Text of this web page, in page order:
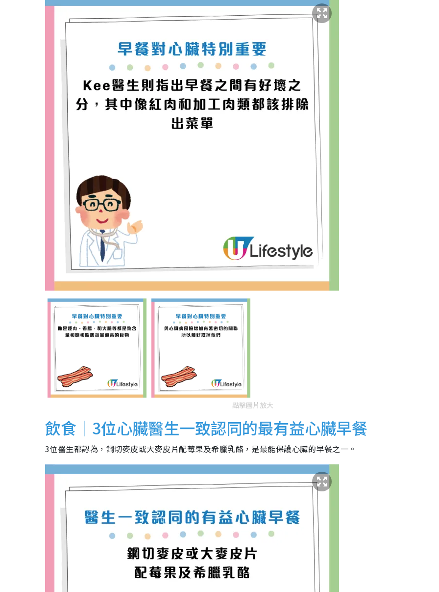
點擊圖片放大
飲食｜3位心臟醫生一致認同的最有益心臟早餐
3位醫生都認為，鋼切麥皮或大麥皮片配莓果及希臘乳酪，是最能保護心臟的早餐之一。